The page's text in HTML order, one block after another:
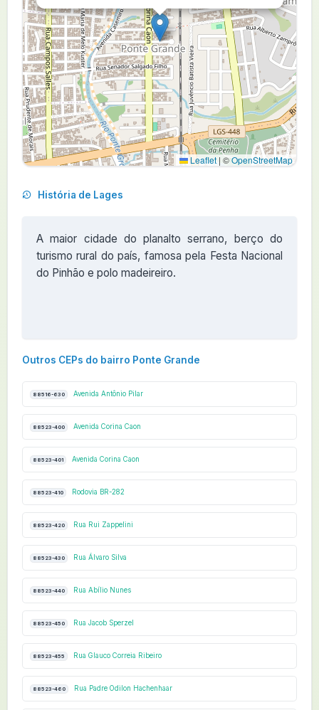
Leaflet | ©OpenStreetMap
História de Lages
A maior cidade do planalto serrano, berço do
turismo rural do país, famosa pela Festa Nacional
do Pinhão e polo madeireiro.
Outros CEPs do bairro Ponte Grande
88516-630 Avenida Antônio Pilar
88523-400 Avenida Corina Caon
88523-401 Avenida Corina Caon
88523-410 Rodovia BR-282
88523-420 Rua Rui Zappelini
88523-430 Rua Álvaro Silva
88523-440 Rua Abílio Nunes
88523-450 Rua Jacob Sperzel
88523-455 Rua Glauco Correia Ribeiro
88523-460 Rua Padre Odilon Hachenhaar